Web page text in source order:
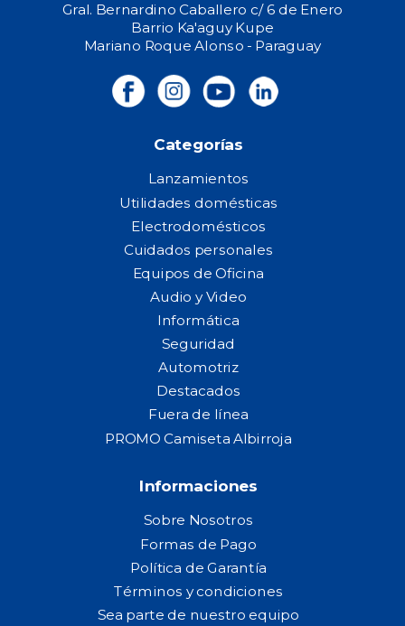
Gral. Bernardino Caballero c/ 6 de Enero
Barrio Ka'aguy Kupe
Mariano Roque Alonso - Paraguay
Categorías
Lanzamientos
Utilidades domésticas
Electrodomésticos
Cuidados personales
Equipos de Oficina
Audio y Video
Informática
Seguridad
Automotriz
Destacados
Fuera de línea
PROMO Camiseta Albirroja
Informaciones
Sobre Nosotros
Formas de Pago
Política de Garantía
Términos y condiciones
Sea parte de nuestro equipo